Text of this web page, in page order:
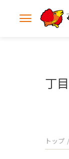
メ
丁
トップ